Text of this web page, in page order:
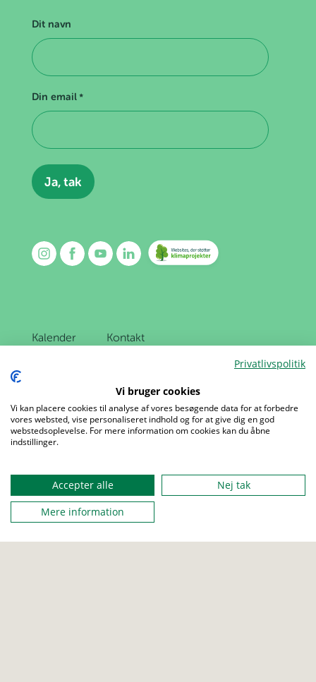
Menu
Dit navn
Din email *
Kalender
Love og regler
Privatlivspolitik
Kontakt
Job
Sites
About us
Privatlivspolitik
Vi bruger cookies
Vi kan placere cookies til analyse af vores besøgende data for at forbedre
vores websted, vise personaliseret indhold og for at give dig en god
webstedsoplevelse. For mere information om cookies kan du åbne
indstillinger.
Accepter alle
Nej tak
Mere information